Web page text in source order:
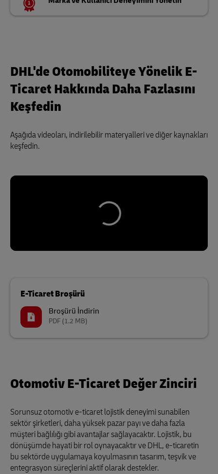
DHL'de Otomobiliteye Yönelik E-
Ticaret Hakkında Daha Fazlasını
Keşfedin
Aşağıda videoları, indirilebilir materyalleri ve diğer kaynakları
keşfedin.
E-Ticaret Broşürü
Broşürü İndirin
PDF (1.2 MB)
Otomotiv E-Ticaret Değer Zinciri
Sorunsuz otomotiv e-ticaret lojistik deneyimi sunabilen
sektör şirketleri, daha yüksek pazar payı ve daha fazla
müşteri bağlılığı gibi avantajlar sağlayacaktır. Lojistik, bu
dönüşümde hayati bir rol oynayacaktır ve DHL, e-ticaretin
bu sektörde uygulamaya koyulmasının tasarım, teşvik ve
entegrasyon süreçlerini aktif olarak destekler.